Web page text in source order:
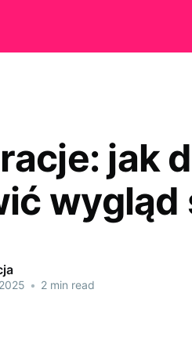
jak
wygląd
• 2 min read